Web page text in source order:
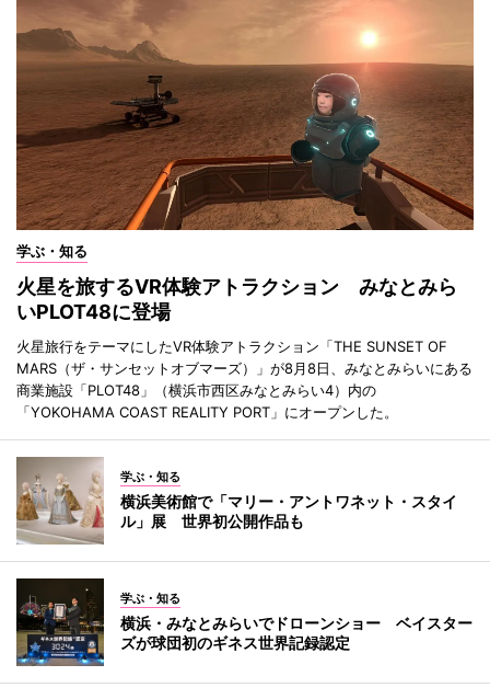
学ぶ・知る
火星を旅するVR体験アトラクション みなとみら
いPLOT48に登場
火星旅行をテーマにしたVR体験アトラクション「THE SUNSET OF
MARS（ザ・サンセットオブマーズ）」が8月8日、みなとみらいにある
商業施設「PLOT48」（横浜市西区みなとみらい4）内の
「YOKOHAMA COAST REALITY PORT」にオープンした。
学ぶ・知る
横浜美術館で「マリー・アントワネット・スタイ
ル」展 世界初公開作品も
学ぶ・知る
横浜・みなとみらいでドローンショー ベイスター
ズが球団初のギネス世界記録認定